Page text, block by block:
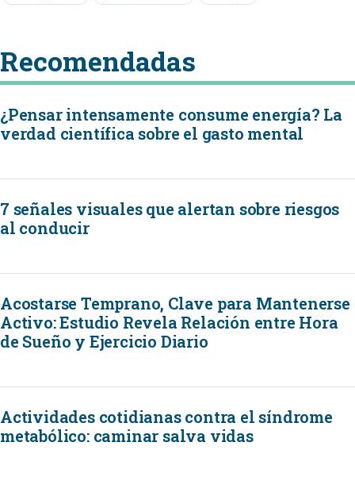
Recomendadas
¿Pensar intensamente consume energía? La
verdad científica sobre el gasto mental
7 señales visuales que alertan sobre riesgos
al conducir
Acostarse Temprano, Clave para Mantenerse
Activo: Estudio Revela Relación entre Hora
de Sueño y Ejercicio Diario
Actividades cotidianas contra el síndrome
metabólico: caminar salva vidas